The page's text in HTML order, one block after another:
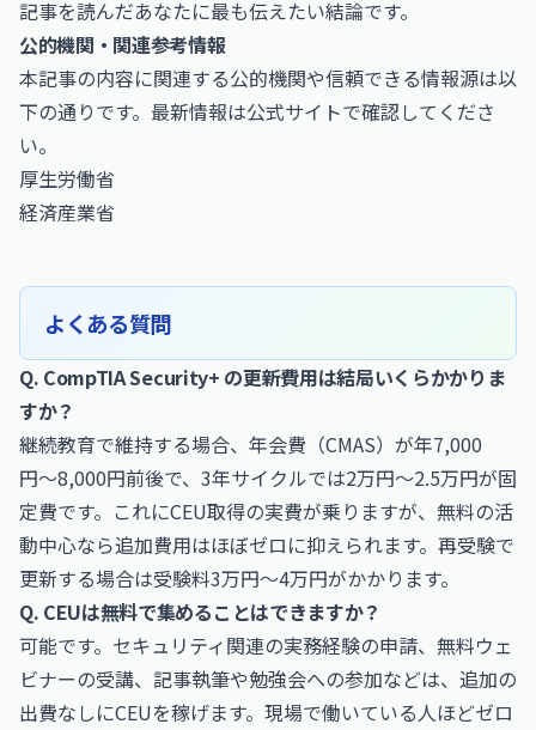
記事を読んだあなたに最も伝えたい結論です。
公的機関・関連参考情報
本記事の内容に関連する公的機関や信頼できる情報源は以
下の通りです。最新情報は公式サイトで確認してくださ
い。
厚生労働省
経済産業省
よくある質問
Q. CompTIA Security+ の更新費用は結局いくらかかりま
すか？
継続教育で維持する場合、年会費（CMAS）が年7,000
円〜8,000円前後で、3年サイクルでは2万円〜2.5万円が固
定費です。これにCEU取得の実費が乗りますが、無料の活
動中心なら追加費用はほぼゼロに抑えられます。再受験で
更新する場合は受験料3万円〜4万円がかかります。
Q. CEUは無料で集めることはできますか？
可能です。セキュリティ関連の実務経験の申請、無料ウェ
ビナーの受講、記事執筆や勉強会への参加などは、追加の
出費なしにCEUを稼げます。現場で働いている人ほどゼロ